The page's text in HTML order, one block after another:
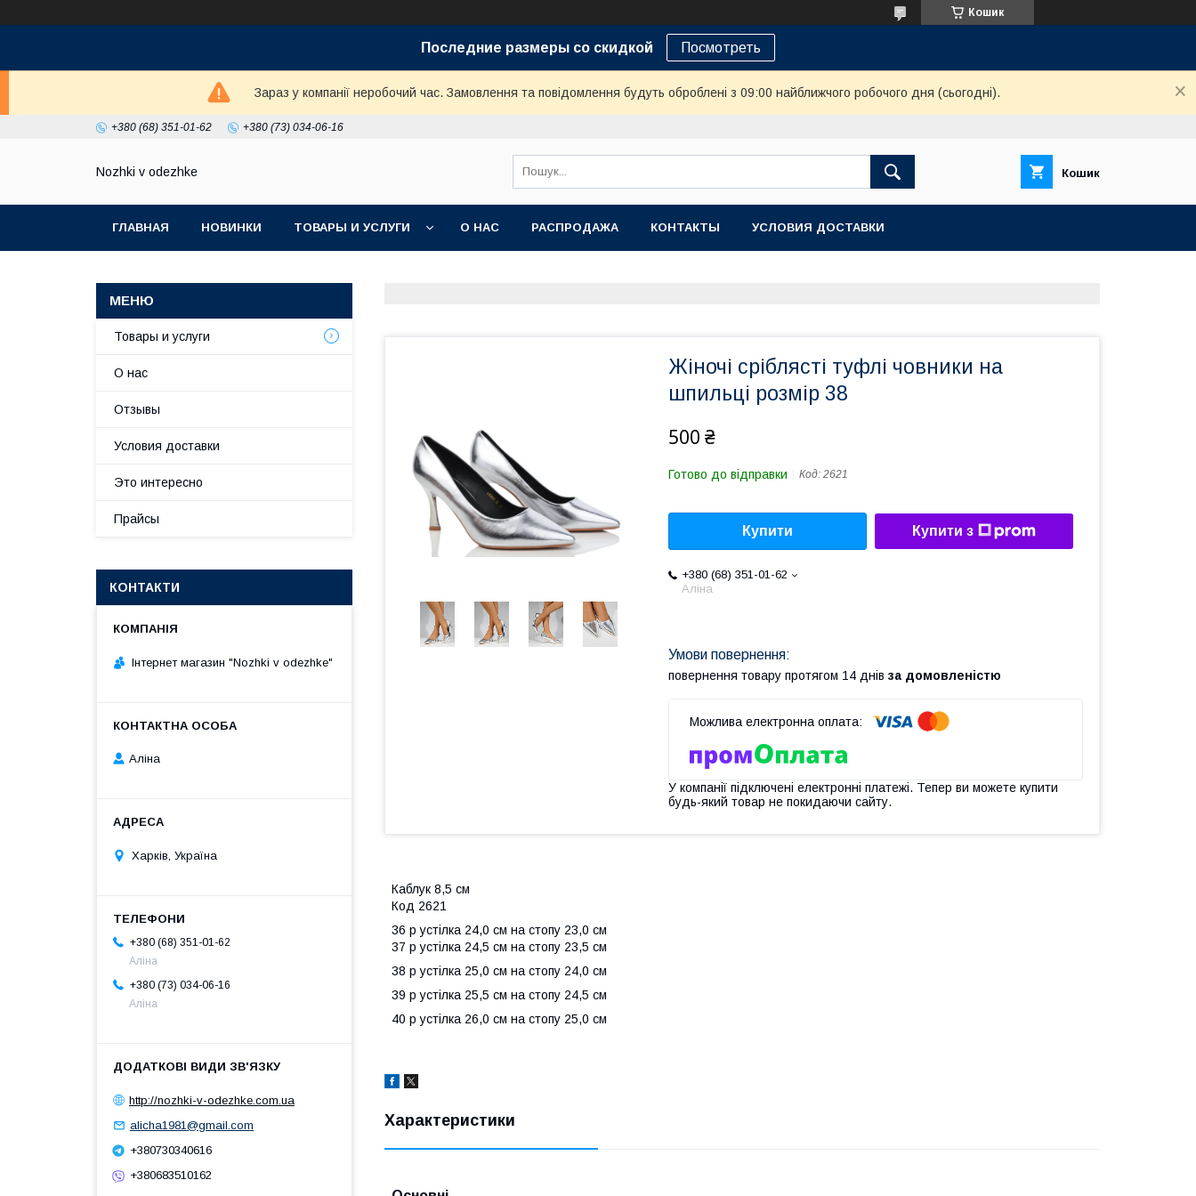
Кошик
Последние размеры со скидкой Посмотреть
Зараз у компанії неробочий час. Замовлення та повідомлення будуть оброблені з 09:00 найближчого робочого дня (сьогодні).
+380 (68) 351-01-62 +380 (73) 034-06-16
Nozhki v odezhke Кошик
ГЛАВНАЯ НОВИНКИ ТОВАРЫ И УСЛУГИ О НАС РАСПРОДАЖА КОНТАКТЫ УСЛОВИЯ ДОСТАВКИ
Жіночі сріблясті туфлі човники на
шпильці розмір 38
500 ₴
Готово до відправки Код: 2621
Купити Купити з
+380 (68) 351-01-62
Аліна
повернення товару протягом 14 днів за домовленістю
У компанії підключені електронні платежі. Тепер ви можете купити
будь-який товар не покидаючи сайту.
Каблук 8,5 см
Код 2621
36 р устілка 24,0 см на стопу 23,0 см
37 р устілка 24,5 см на стопу 23,5 см
38 р устілка 25,0 см на стопу 24,0 см
39 р устілка 25,5 см на стопу 24,5 см
40 р устілка 26,0 см на стопу 25,0 см
Характеристики
Товары и услуги
О нас
Отзывы
Условия доставки
Это интересно
Прайсы
КОНТАКТИ
Інтернет магазин "Nozhki v odezhke"
Аліна
Харків, Україна
+380 (68) 351-01-62
Аліна
+380 (73) 034-06-16
Аліна
http://nozhki-v-odezhke.com.ua
alicha1981@gmail.com
+380730340616
+380683510162